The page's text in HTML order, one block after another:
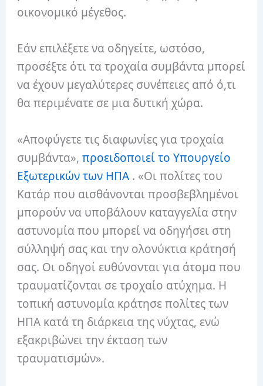
οικονομικό μέγεθος.
Εάν επιλέξετε να οδηγείτε, ωστόσο,
προσέξτε ότι τα τροχαία συμβάντα μπορεί
να έχουν μεγαλύτερες συνέπειες από ό,τι
θα περιμένατε σε μια δυτική χώρα.
«Αποφύγετε τις διαφωνίες για τροχαία
συμβάντα»,προειδοποιεί το Υπουργείο
Εξωτερικών των ΗΠΑ . «Οι πολίτες του
Κατάρ που αισθάνονται προσβεβλημένοι
μπορούν να υποβάλουν καταγγελία στην
αστυνομία που μπορεί να οδηγήσει στη
σύλληψή σας και την ολονύκτια κράτησή
σας. Οι οδηγοί ευθύνονται για άτομα που
τραυματίζονται σε τροχαίο ατύχημα. Η
τοπική αστυνομία κράτησε πολίτες των
ΗΠΑ κατά τη διάρκεια της νύχτας, ενώ
εξακριβώνει την έκταση των
τραυματισμών».